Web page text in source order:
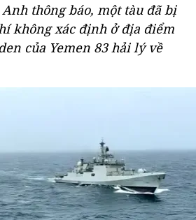
thông báo, một tàu đã bị
không xác định ở địa điểm
của Yemen 83 hải lý về